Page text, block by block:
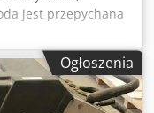
jest przepychana
pomocą pompy
jest
1000
wykorzystania.
koncentrat jest
Ogłoszenia